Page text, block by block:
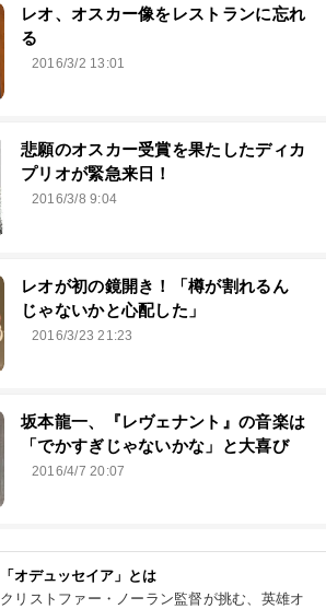
レオ、オスカー像をレストランに忘れ
る
2016/3/2 13:01
悲願のオスカー受賞を果たしたディカ
プリオが緊急来日！
2016/3/8 9:04
レオが初の鏡開き！「樽が割れるん
じゃないかと心配した」
2016/3/23 21:23
坂本龍一、『レヴェナント』の音楽は
「でかすぎじゃないかな」と大喜び
2016/4/7 20:07
「オデュッセイア」とは
クリストファー・ノーラン監督が挑む、英雄オ